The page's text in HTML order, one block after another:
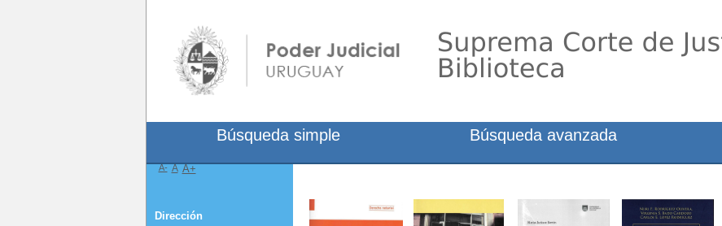
Búsqueda simple Búsqueda avanzada
A- A A+
Dirección